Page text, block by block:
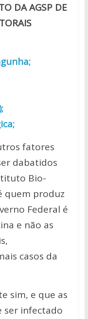
DA AGSP DE
fatores
dabatidos
Bio-
quem produz
Federal é
e não as
casos da
sim, e que as
ser infectado